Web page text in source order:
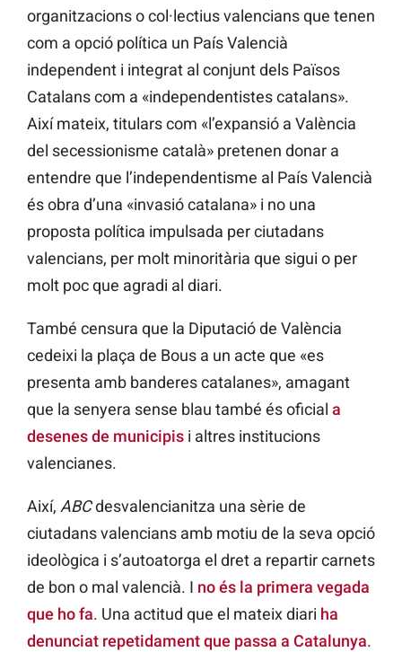
organitzacions o col·lectius valencians que tenen
com a opció política un País Valencià
independent i integrat al conjunt dels Països
Catalans com a «independentistes catalans».
Així mateix, titulars com «l’expansió a València
del secessionisme català» pretenen donar a
entendre que l’independentisme al País Valencià
és obra d’una «invasió catalana» i no una
proposta política impulsada per ciutadans
valencians, per molt minoritària que sigui o per
molt poc que agradi al diari.
També censura que la Diputació de València
cedeixi la plaça de Bous a un acte que «es
presenta amb banderes catalanes», amagant
que la senyera sense blau també és oficial a
desenes de municipis i altres institucions
valencianes.
Així, ABCdesvalencianitza una sèrie de
ciutadans valencians amb motiu de la seva opció
ideològica i s’autoatorga el dret a repartir carnets
de bon o mal valencià. I no és la primera vegada
que ho fa. Una actitud que el mateix diari ha
denunciat repetidament que passa a Catalunya.